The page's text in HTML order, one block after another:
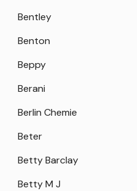
Bentley
Benton
Beppy
Berani
Berlin Chemie
Beter
Betty Barclay
Betty M J